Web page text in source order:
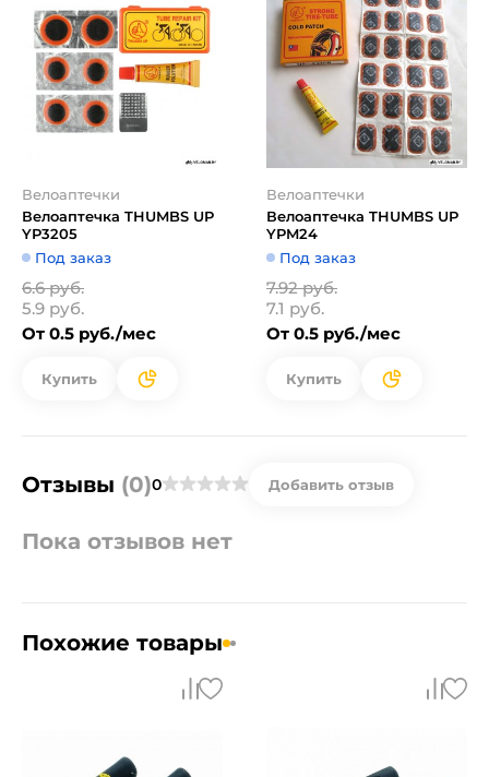
Велоаптечки
Велоаптечка THUMBS UP
YP3205
Под заказ
6.6 руб.
5.9 руб.
От 0.5 руб./мес
Купить
Велоаптечки
Велоаптечка THUMBS UP
YPM24
Под заказ
7.92 руб.
7.1 руб.
От 0.5 руб./мес
Купить
Отзывы (0)0 Добавить отзыв
Пока отзывов нет
Похожие товары